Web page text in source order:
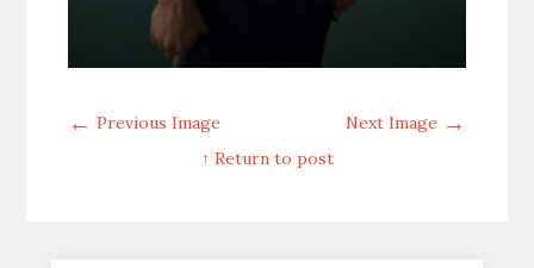
← Previous Image Next Image →
↑ Return to post